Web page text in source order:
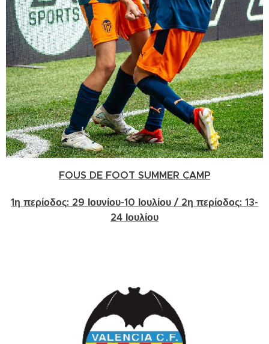
FOUS DE FOOT SUMMER CAMP
1η περίοδος: 29 Ιουνίου-10 Ιουλίου / 2η περίοδος: 13-
24 Ιουλίου